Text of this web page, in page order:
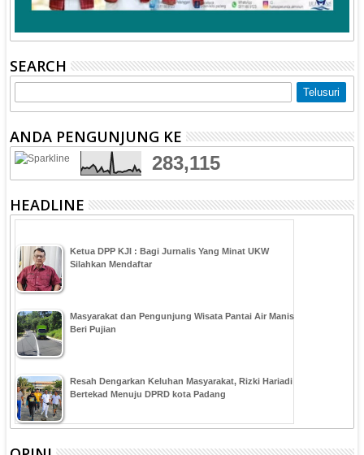
SEARCH
ANDA PENGUNJUNG KE
283,115
HEADLINE
Ketua DPP KJI : Bagi Jurnalis Yang Minat UKW
Silahkan Mendaftar
Masyarakat dan Pengunjung Wisata Pantai Air Manis
Beri Pujian
Resah Dengarkan Keluhan Masyarakat, Rizki Hariadi
Bertekad Menuju DPRD kota Padang